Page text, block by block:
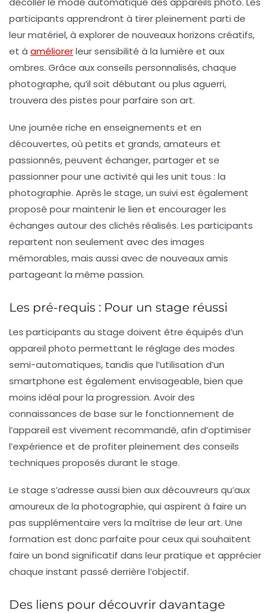
participants apprendront à tirer pleinement parti de
leur matériel, à explorer de nouveaux horizons créatifs,
et à améliorerleur sensibilité à la lumière et aux
ombres. Grâce aux conseils personnalisés, chaque
photographe, qu’il soit débutant ou plus aguerri,
trouvera des pistes pour parfaire son art.
Une journée riche en enseignements et en
découvertes, où petits et grands, amateurs et
passionnés, peuvent échanger, partager et se
passionner pour une activité qui les unit tous : la
photographie. Après le stage, un suivi est également
proposé pour maintenir le lien et encourager les
échanges autour des clichés réalisés. Les participants
repartent non seulement avec des images
mémorables, mais aussi avec de nouveaux amis
partageant la même passion.
Les pré-requis : Pour un stage réussi
Les participants au stage doivent être équipés d’un
appareil photo permettant le réglage des modes
semi-automatiques, tandis que l’utilisation d’un
smartphone est également envisageable, bien que
moins idéal pour la progression. Avoir des
connaissances de base sur le fonctionnement de
l’appareil est vivement recommandé, afin d’optimiser
l’expérience et de profiter pleinement des conseils
techniques proposés durant le stage.
Le stage s’adresse aussi bien auxdécouvreurs qu’aux
amoureux de la photographie, qui aspirent à faire un
pas supplémentaire vers la maîtrise de leur art. Une
formation est donc parfaite pour ceux qui souhaitent
faire un bond significatif dans leur pratique et apprécier
chaque instant passé derrière l’objectif.
Des liens pour découvrir davantage